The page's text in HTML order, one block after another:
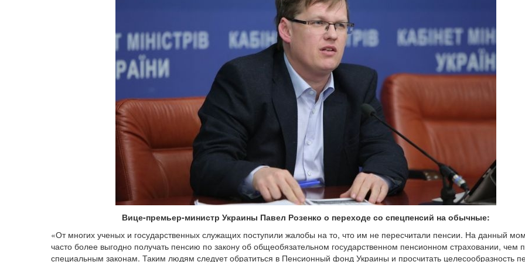
Вице-премьер-министр Украины Павел Розенко о переходе со спецпенсий на обычные:
«От многих ученых и государственных служащих поступили жалобы на то, что им не пересчитали пенсии. На данный
часто более выгодно получать пенсию по закону об общеобязательном государственном пенсионном страховании, чем
специальным законам. Таким людям следует обратиться в Пенсионный фонд Украины и просчитать целесообразность